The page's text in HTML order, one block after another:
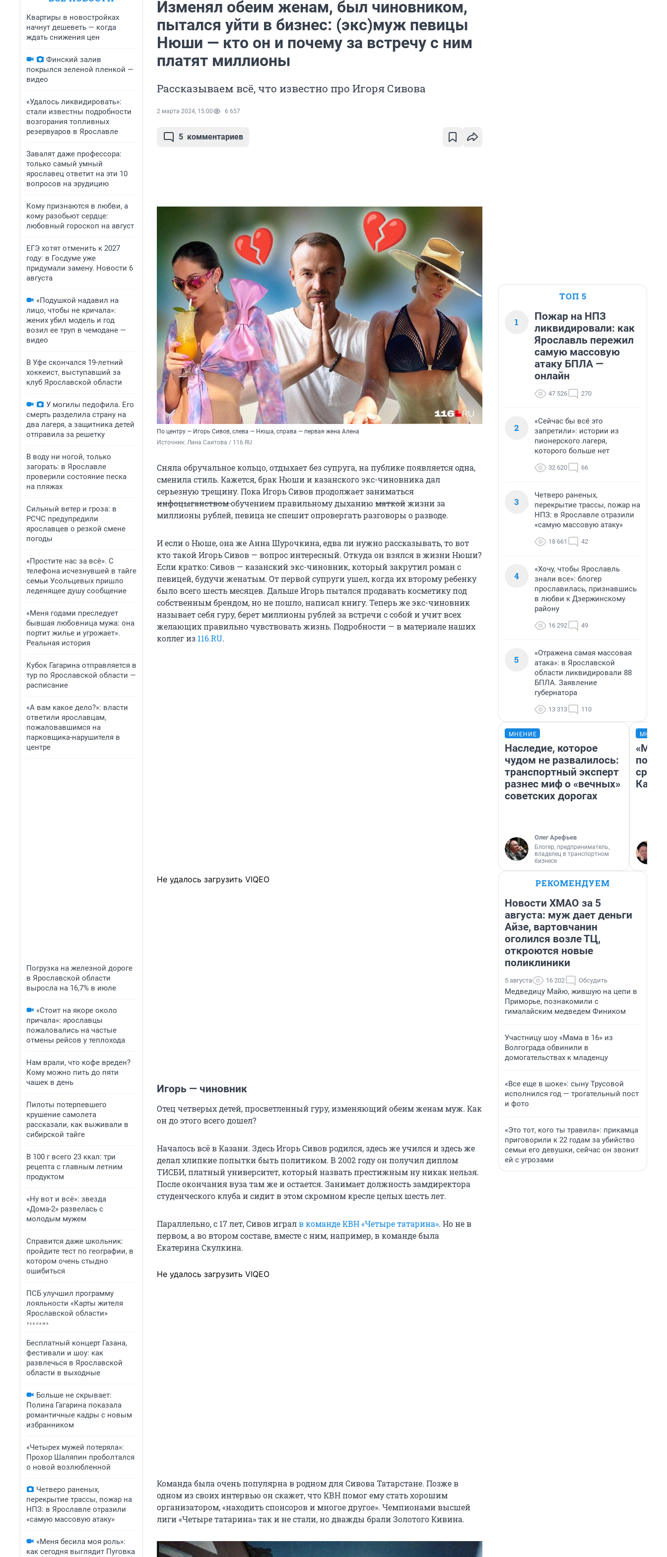
Квартиры в новостройках
начнут дешеветь — когда
ждать снижения цен
Финский залив
покрылся зеленой пленкой —
видео
«Удалось ликвидировать»:
стали известны подробности
возгорания топливных
резервуаров в Ярославле
Завалят даже профессора:
только самый умный
ярославец ответит на эти 10
вопросов на эрудицию
Кому признаются в любви, а
кому разобьют сердце:
любовный гороскоп на август
ЕГЭ хотят отменить к 2027
году: в Госдуме уже
придумали замену. Новости 6
августа
«Подушкой надавил на
лицо, чтобы не кричала»:
жених убил модель и год
возил ее труп в чемодане —
видео
В Уфе скончался 19-летний
хоккеист, выступавший за
клуб Ярославской области
У могилы педофила. Его
смерть разделила страну на
два лагеря, а защитника детей
отправила за решетку
В воду ни ногой, только
загорать: в Ярославле
проверили состояние песка
на пляжах
Сильный ветер и гроза: в
РСЧС предупредили
ярославцев о резкой смене
погоды
«Простите нас за всё». С
телефона исчезнувшей в тайге
семьи Усольцевых пришло
леденящее душу сообщение
«Меня годами преследует
бывшая любовница мужа: она
портит жилье и угрожает».
Реальная история
Кубок Гагарина отправляется в
тур по Ярославской области —
расписание
«А вам какое дело?»: власти
ответили ярославцам,
пожаловавшимся на
парковщика-нарушителя в
центре
Погрузка на железной дороге
в Ярославской области
выросла на 16,7% в июле
«Стоит на якоре около
причала»: ярославцы
пожаловались на частые
отмены рейсов у теплохода
Нам врали, что кофе вреден?
Кому можно пить до пяти
чашек в день
Пилоты потерпевшего
крушение самолета
рассказали, как выживали в
сибирской тайге
В 100 г всего 23 ккал: три
рецепта с главным летним
продуктом
«Ну вот и всё»: звезда
«Дома-2» развелась с
молодым мужем
Справится даже школьник:
пройдите тест по географии, в
котором очень стыдно
ошибиться
ПСБ улучшил программу
лояльности «Карты жителя
Ярославской области»
Бесплатный концерт Газана,
фестивали и шоу: как
развлечься в Ярославской
области в выходные
Больше не скрывает:
Полина Гагарина показала
романтичные кадры с новым
избранником
«Четырех мужей потеряла»:
Прохор Шаляпин проболтался
о новой возлюбленной
Четверо раненых,
перекрытие трассы, пожар на
НПЗ: в Ярославле отразили
«самую массовую атаку»
«Меня бесила моя роль»:
как сегодня выглядит Пуговка
Изменял обеим женам, был чиновником,
пытался уйти в бизнес: (экс)муж певицы
Нюши — кто он и почему за встречу с ним
платят миллионы
Рассказываем всё, что известно про Игоря Сивова
2 марта 2024, 15:00 6 657
5 комментариев
По центру — Игорь Сивов, слева — Нюша, справа — первая жена Алена
Источник: Лина Саитова / 116.RU
Сняла обручальное кольцо, отдыхает без супруга, на публике появляется одна,
сменила стиль. Кажется, брак Нюши и казанского экс-чиновника дал
серьезную трещину. Пока Игорь Сивов продолжает заниматься
инфоцыганствомобучением правильному дыханию маткойжизни за
миллионы рублей, певица не спешит опровергать разговоры о разводе.
И если о Нюше, она же Анна Шурочкина, едва ли нужно рассказывать, то вот
кто такой Игорь Сивов — вопрос интересный. Откуда он взялся в жизни Нюши?
Если кратко: Сивов — казанский экс-чиновник, который закрутил роман с
певицей, будучи женатым. От первой супруги ушел, когда их второму ребенку
было всего шесть месяцев. Дальше Игорь пытался продавать косметику под
собственным брендом, но не пошло, написал книгу. Теперь же экс-чиновник
называет себя гуру, берет миллионы рублей за встречи с собой и учит всех
желающих правильно чувствовать жизнь. Подробности — в материале наших
коллег из 116.RU.
Не удалось загрузить VIQEO
Игорь — чиновник
Отец четверых детей, просветленный гуру, изменяющий обеим женам муж. Как
он до этого всего дошел?
Началось всё в Казани. Здесь Игорь Сивов родился, здесь же учился и здесь же
делал хлипкие попытки быть политиком. В 2002 году он получил диплом
ТИСБИ, платный университет, который назвать престижным ну никак нельзя.
После окончания вуза там же и остается. Занимает должность замдиректора
студенческого клуба и сидит в этом скромном кресле целых шесть лет.
Параллельно, с 17 лет, Сивов игралв команде КВН «Четыре татарина». Но не в
первом, а во втором составе, вместе с ним, например, в команде была
Екатерина Скулкина.
Не удалось загрузить VIQEO
Команда была очень популярна в родном для Сивова Татарстане. Позже в
одном из своих интервью он скажет, что КВН помог ему стать хорошим
организатором, «находить спонсоров и многое другое». Чемпионами высшей
лиги «Четыре татарина» так и не стали, но дважды брали Золотого Кивина.
ТОП 5
1
Пожар на НПЗ
ликвидировали: как
Ярославль пережил
самую массовую
атаку БПЛА —
онлайн
47 526 270
2
«Сейчас бы всё это
запретили»: истории из
пионерского лагеря,
которого больше нет
32 620 66
3
Четверо раненых,
перекрытие трассы, пожар на
НПЗ: в Ярославле отразили
«самую массовую атаку»
18 661 42
4
«Хочу, чтобы Ярославль
знали все»: блогер
прославилась, признавшись
в любви к Дзержинскому
району
16 292 49
5
«Отражена самая массовая
атака»: в Ярославской
области ликвидировали 88
БПЛА. Заявление
губернатора
13 313 110
МНЕНИЕ
Наследие, которое
чудом не развалилось:
транспортный эксперт
разнес миф о «вечных»
советских дорогах
Олег Арефьев
Блогер, предприниматель,
владелец в транспортном
бизнесе
РЕКОМЕНДУЕМ
Новости ХМАО за 5
августа: муж дает деньги
Айзе, вартовчанин
оголился возле ТЦ,
откроются новые
поликлиники
5 августа 16 202 Обсудить
Медведицу Майю, жившую на цепи в
Приморье, познакомили с
гималайским медведем Фиником
Участницу шоу «Мама в 16» из
Волгограда обвинили в
домогательствах к младенцу
«Все еще в шоке»: сыну Трусовой
исполнился год — трогательный пост
и фото
«Это тот, кого ты травила»: прикамца
приговорили к 22 годам за убийство
семьи его девушки, сейчас он звонит
ей с угрозами